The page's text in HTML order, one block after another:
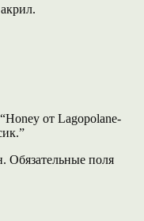
от Lagopolane-
Обязательные поля